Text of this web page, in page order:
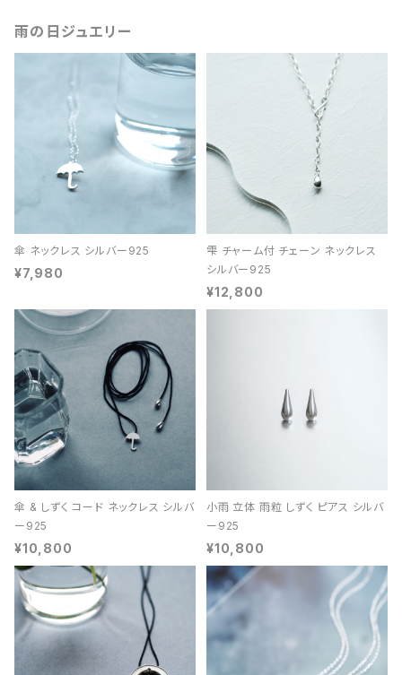
雨の日ジュエリー
傘 ネックレス シルバー925
¥7,980
雫 チャーム付 チェーン ネックレス
シルバー925
¥12,800
傘 & しずく コード ネックレス シルバ
ー925
¥10,800
小雨 立体 雨粒 しずく ピアス シルバ
ー925
¥10,800